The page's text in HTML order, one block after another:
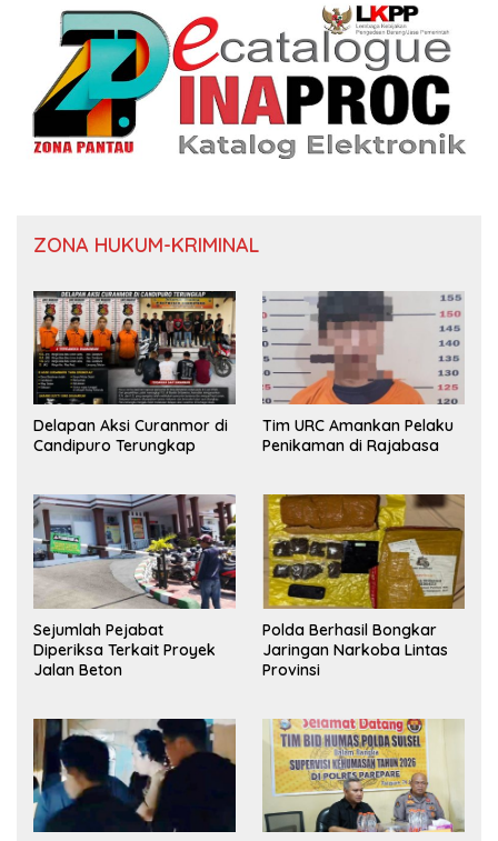
ZONA HUKUM-KRIMINAL
Delapan Aksi Curanmor di
Candipuro Terungkap
Tim URC Amankan Pelaku
Penikaman di Rajabasa
Sejumlah Pejabat
Diperiksa Terkait Proyek
Jalan Beton
Polda Berhasil Bongkar
Jaringan Narkoba Lintas
Provinsi